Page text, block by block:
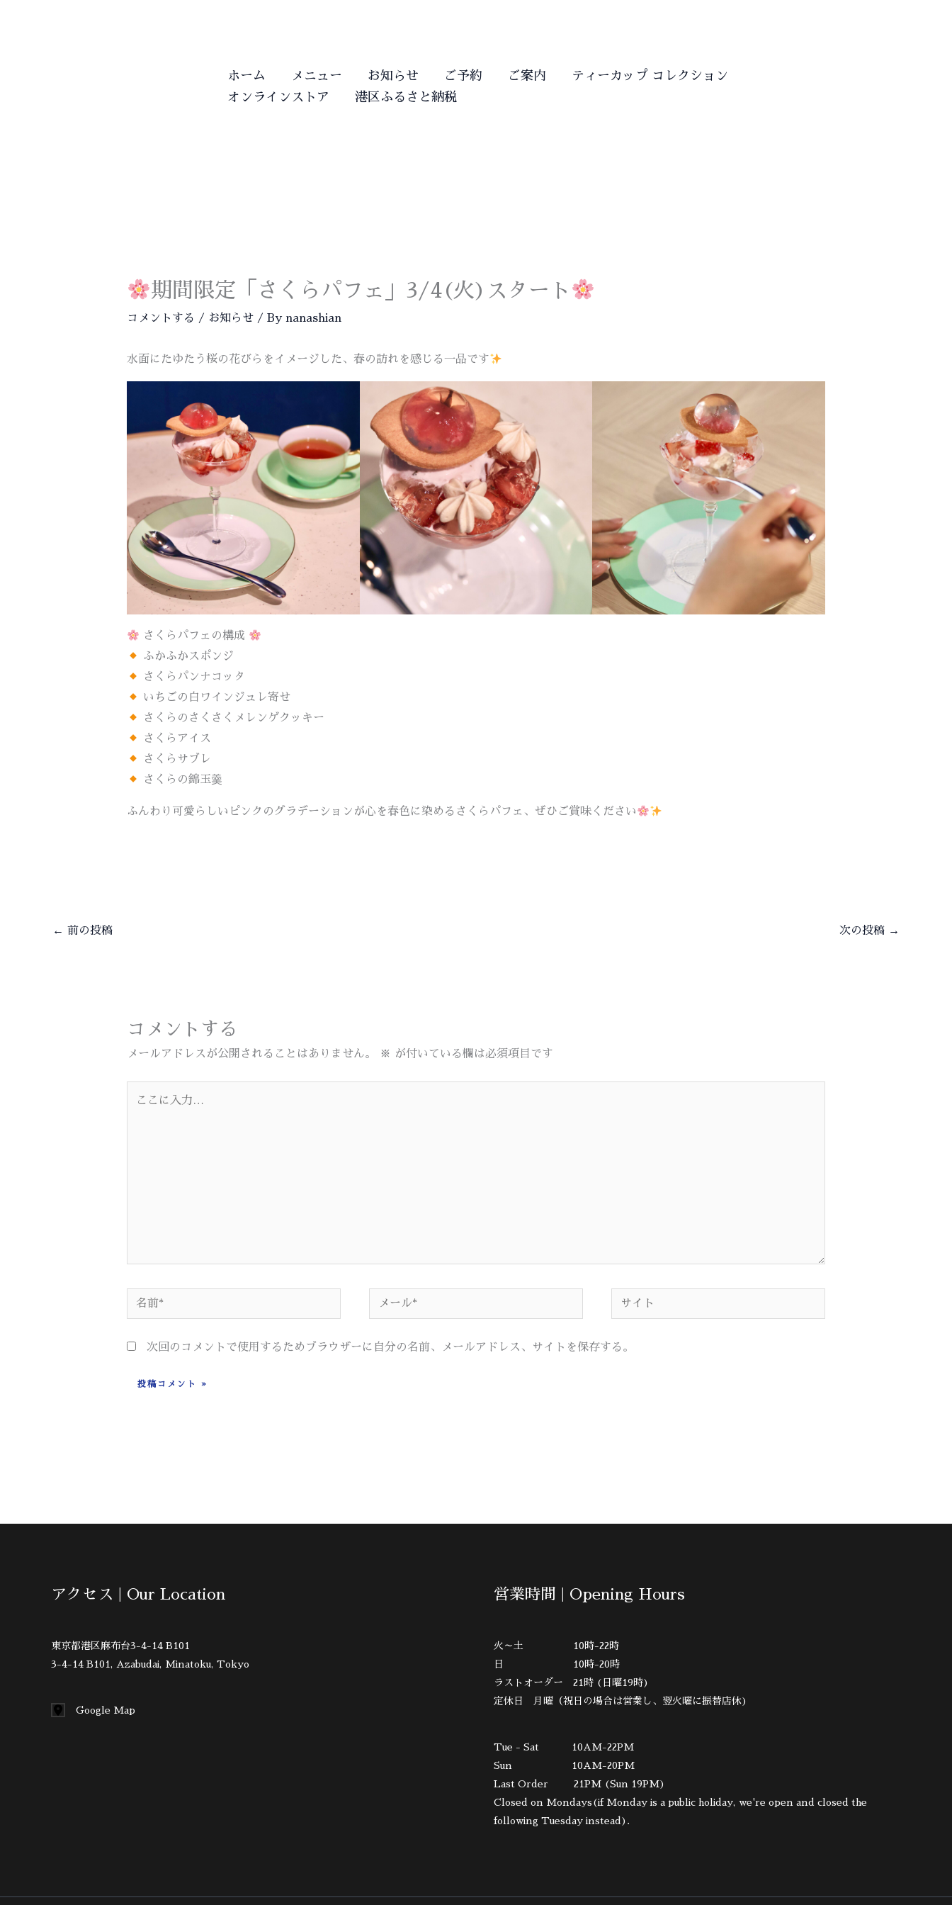
ホーム メニュー お知らせ ご予約 ご案内
ティーカップ コレクション
オンラインストア
港区ふるさと納税
期間限定「さくらパフェ」3/4(火)スタート
コメントする / お知らせ/ By nanashian
水面にたゆたう桜の花びらをイメージした、春の訪れを感じる一品です
さくらパフェの構成
ふかふかスポンジ
さくらパンナコッタ
いちごの白ワインジュレ寄せ
さくらのさくさくメレンゲクッキー
さくらアイス
さくらサブレ
さくらの錦玉羹
ふんわり可愛らしいピンクのグラデーションが心を春色に染めるさくらパフェ、ぜひご賞味ください
← 前の投稿 次の投稿 →
コメントする
メールアドレスが公開されることはありません。 ※ が付いている欄は必須項目です
前
ー
ル
イ
次回のコメントで使用するためブラウザーに自分の名前、メールアドレス、サイトを保存する。
アクセス | Our Location
東京都港区麻布台3-4-14 B101
3-4-14 B101, Azabudai, Minatoku, Tokyo
Google Map
営業時間 | Opening Hours
火～土 10時-22時
日 10時-20時
ラストオーダー 21時 (日曜19時)
定休日 月曜（祝日の場合は営業し、翌火曜に振替店休)
Tue - Sat 10AM-22PM
Sun 10AM-20PM
Last Order 21PM (Sun 19PM)
Closed on Mondays(if Monday is a public holiday, we're open and closed the
following Tuesday instead).